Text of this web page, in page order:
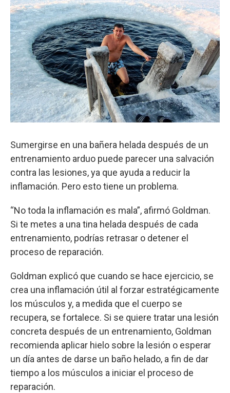
Sumergirse en una bañera helada después de un
entrenamiento arduo puede parecer una salvación
contra las lesiones, ya que ayuda a reducir la
inflamación. Pero esto tiene un problema.
“No toda la inflamación es mala”, afirmó Goldman.
Si te metes a una tina helada después de cada
entrenamiento, podrías retrasar o detener el
proceso de reparación.
Goldman explicó que cuando se hace ejercicio, se
crea una inflamación útil al forzar estratégicamente
los músculos y, a medida que el cuerpo se
recupera, se fortalece. Si se quiere tratar una lesión
concreta después de un entrenamiento, Goldman
recomienda aplicar hielo sobre la lesión o esperar
un día antes de darse un baño helado, a fin de dar
tiempo a los músculos a iniciar el proceso de
reparación.